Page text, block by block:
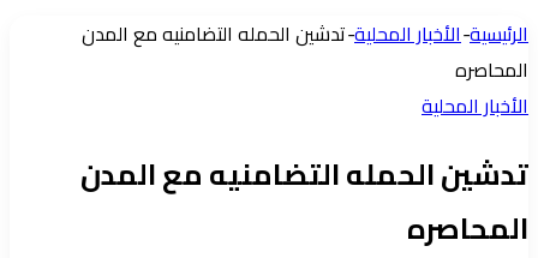
جانبيالرئيسية-الأخبار المحلية-تدشين الحمله التضامنيه مع المدن
المحاصره
الأخبار المحلية
تدشين الحمله التضامنيه مع المدن
المحاصره